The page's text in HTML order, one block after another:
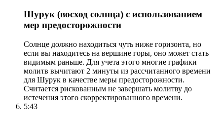
Шурук (восход солнца) с использованием
мер предосторожности
Солнце должно находиться чуть ниже горизонта, но
если вы находитесь на вершине горы, оно может стать
видимым раньше. Для учета этого многие графики
молитв вычитают 2 минуты из рассчитанного времени
для Шурук в качестве меры предосторожности.
Считается рискованным не завершать молитву до
истечения этого скорректированного времени.
5:43